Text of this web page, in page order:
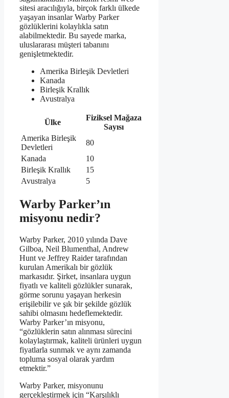
sitesi aracılığıyla, birçok farklı ülkede
yaşayan insanlar Warby Parker
gözlüklerini kolaylıkla satın
alabilmektedir. Bu sayede marka,
uluslararası müşteri tabanını
genişletmektedir.
Amerika Birleşik Devletleri
Kanada
Birleşik Krallık
Avustralya
Ülke
Fiziksel Mağaza
Sayısı
Amerika Birleşik
Devletleri
80
Kanada
10
Birleşik Krallık
15
Avustralya
5
Warby Parker’ın
misyonu nedir?
Warby Parker, 2010 yılında Dave
Gilboa, Neil Blumenthal, Andrew
Hunt ve Jeffrey Raider tarafından
kurulan Amerikalı bir gözlük
markasıdır. Şirket, insanlara uygun
fiyatlı ve kaliteli gözlükler sunarak,
görme sorunu yaşayan herkesin
erişilebilir ve şık bir şekilde gözlük
sahibi olmasını hedeflemektedir.
Warby Parker’ın misyonu,
“gözlüklerin satın alınması sürecini
kolaylaştırmak, kaliteli ürünleri uygun
fiyatlarla sunmak ve aynı zamanda
topluma sosyal olarak yardım
etmektir.”
Warby Parker, misyonunu
gerçekleştirmek için “Karşılıklı